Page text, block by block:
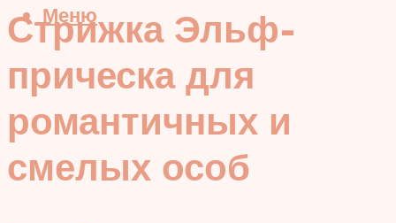
Меню
Стрижка Эльф-
прическа для
романтичных и
смелых особ